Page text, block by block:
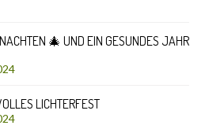
🎄 UND EIN GESUNDES JAHR
LICHTERFEST